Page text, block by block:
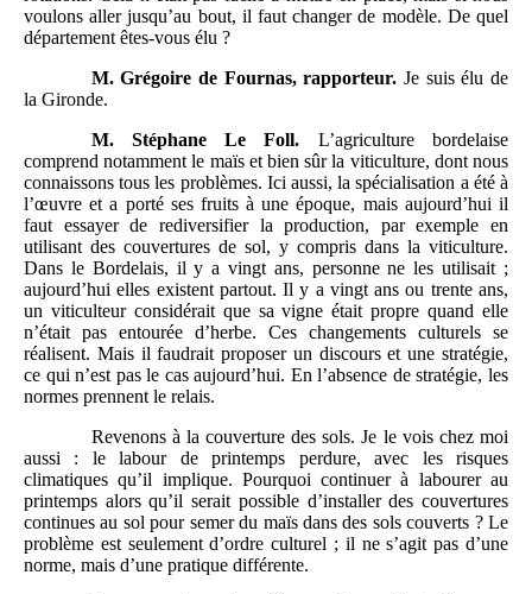
voulons aller jusqu’au bout, il faut changer de modèle. De quel
département êtes-vous élu ?
M. Grégoire de Fournas, rapporteur. Je suis élu de
la Gironde.
M.
Stéphane Le Foll. L’agriculture bordelaise
comprend notamment le maïs et bien sûr la viticulture, dont nous
connaissons tous les problèmes. Ici aussi, la spécialisation a été à
l’œuvre et a porté ses fruits à une époque, mais aujourd’hui il
faut essayer de rediversifier la production, par exemple en
utilisant des couvertures de sol, y compris dans la viticulture.
Dans le Bordelais, il y a vingt ans, personne ne les utilisait ;
aujourd’hui elles existent partout. Il y a vingt ans ou trente ans,
un viticulteur considérait que sa vigne était propre quand elle
n’était pas entourée d’herbe. Ces changements culturels se
réalisent. Mais il faudrait proposer un discours et une stratégie,
ce qui n’est pas le cas aujourd’hui. En l’absence de stratégie, les
normes prennent le relais.
Revenons à la couverture des sols. Je le vois chez moi
aussi : le labour de printemps perdure, avec les risques
climatiques qu’il implique. Pourquoi continuer à labourer au
printemps alors qu’il serait possible d’installer des couvertures
continues au sol pour semer du maïs dans des sols couverts ? Le
problème est seulement d’ordre culturel ; il ne s’agit pas d’une
norme, mais d’une pratique différente.